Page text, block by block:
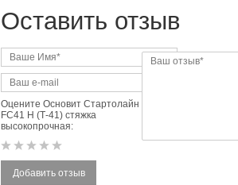
Оставить отзыв
Оцените Основит Стартолайн
FC41 H (Т-41) стяжка
высокопрочная:
Добавить отзыв